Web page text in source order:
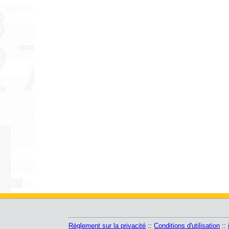
Règlement sur la privacité ::Conditions d'utilisation ::